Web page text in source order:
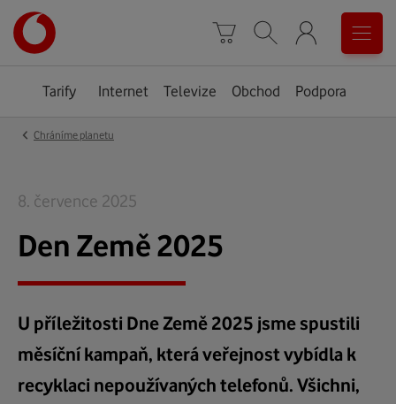
stránka
Košík Vyhledávání Menu
Tarify Internet Televize Obchod Podpora
‹ Chráníme planetu
8. července 2025
Den Země 2025
U příležitosti Dne Země 2025 jsme spustili
měsíční kampaň, která veřejnost vybídla k
recyklaci nepoužívaných telefonů. Všichni,